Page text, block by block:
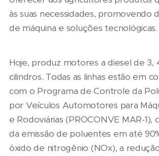
às suas necessidades, promovendo
de máquina e soluções tecnológicas.
Hoje, produz motores a diesel de 3,
cilindros. Todas as linhas estão em
com o Programa de Controle da
por Veículos Automotores para
e Rodoviárias (PROCONVE MAR-1),
da emissão de poluentes em até
óxido de nitrogênio (NOx), a